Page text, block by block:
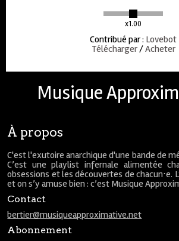
x1.00
Contribué par: Lovebot
Télécharger/Acheter
Musique
À propos
C'est l'exutoire anarchique d'une bande de
C’est une playlist infernale alimentée
obsessions et les découvertes de chacun⋅e.
et on s’y amuse bien : c’est Musique
Contact
bertier@musiqueapproximative.net
Abonnement